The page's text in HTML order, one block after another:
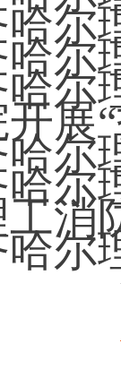
哈尔
哈尔
哈尔
展
哈尔
哈尔
工消
哈尔